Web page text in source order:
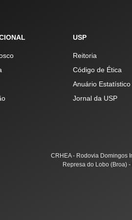
USP
Reitoria
Código de Ética
Anuário Estatístico
Jornal da USP
CRHEA - Rodovia Domingos
Represa do Lobo (Broa)